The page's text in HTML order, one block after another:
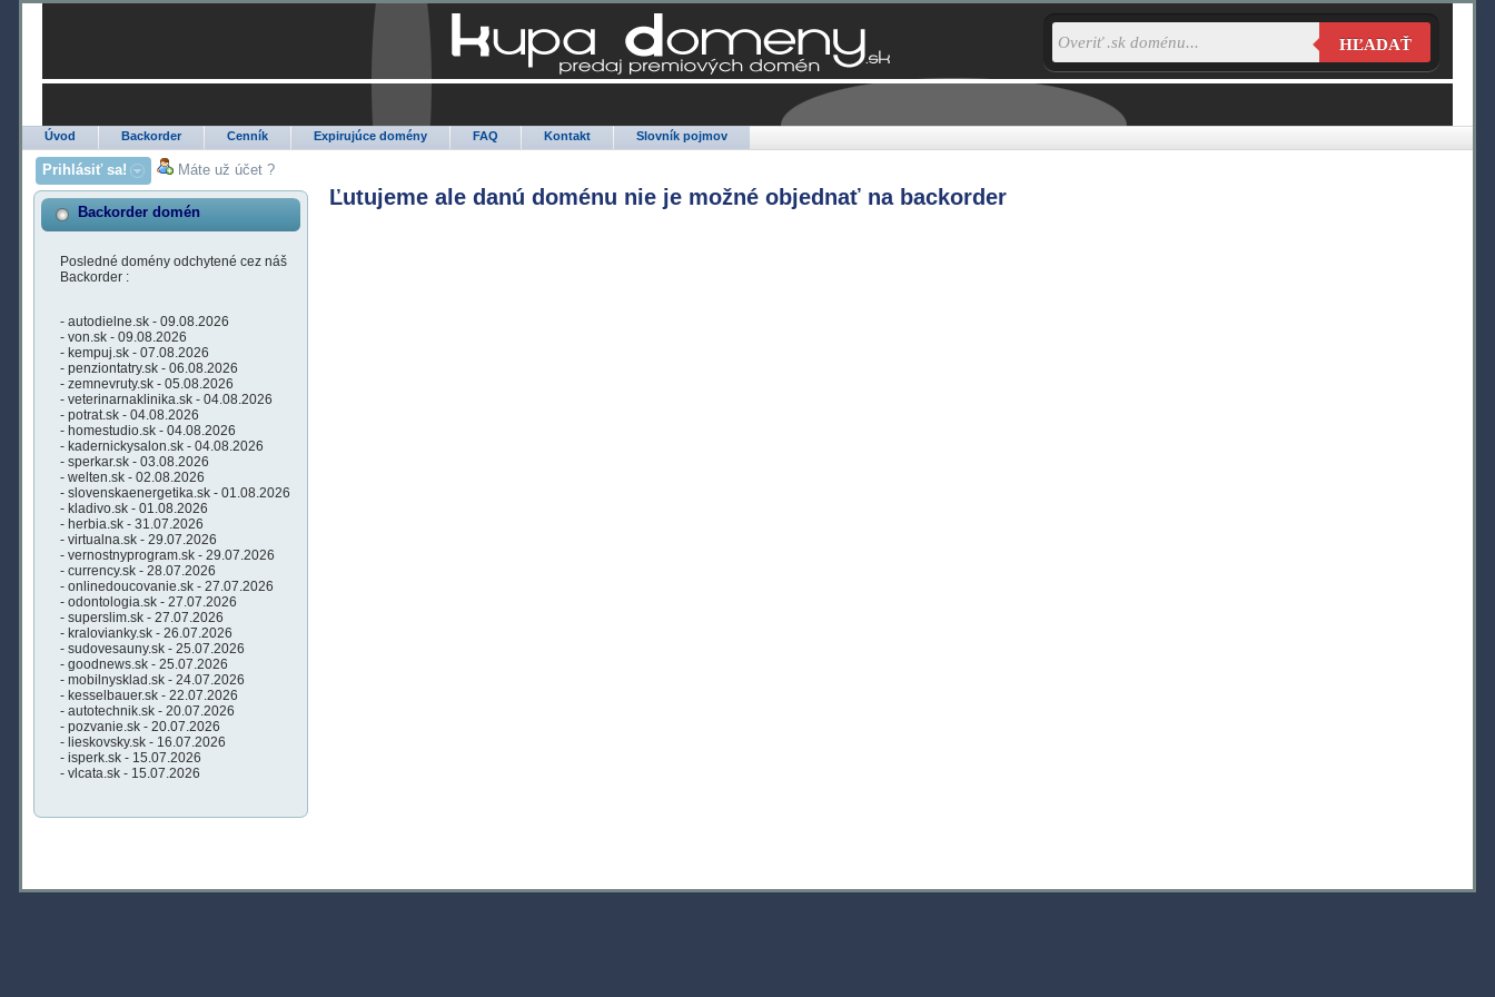
Úvod Backorder Cenník Expirujúce domény FAQ Kontakt Slovník pojmov
HĽADAŤ
Prihlásiť sa! Máte už účet ?
Backorder domén
Posledné domény odchytené cez náš
Backorder :
- autodielne.sk - 09.08.2026
- von.sk - 09.08.2026
- kempuj.sk - 07.08.2026
- penziontatry.sk - 06.08.2026
- zemnevruty.sk - 05.08.2026
- veterinarnaklinika.sk - 04.08.2026
- potrat.sk - 04.08.2026
- homestudio.sk - 04.08.2026
- kadernickysalon.sk - 04.08.2026
- sperkar.sk - 03.08.2026
- welten.sk - 02.08.2026
- slovenskaenergetika.sk - 01.08.2026
- kladivo.sk - 01.08.2026
- herbia.sk - 31.07.2026
- virtualna.sk - 29.07.2026
- vernostnyprogram.sk - 29.07.2026
- currency.sk - 28.07.2026
- onlinedoucovanie.sk - 27.07.2026
- odontologia.sk - 27.07.2026
- superslim.sk - 27.07.2026
- kralovianky.sk - 26.07.2026
- sudovesauny.sk - 25.07.2026
- goodnews.sk - 25.07.2026
- mobilnysklad.sk - 24.07.2026
- kesselbauer.sk - 22.07.2026
- autotechnik.sk - 20.07.2026
- pozvanie.sk - 20.07.2026
- lieskovsky.sk - 16.07.2026
- isperk.sk - 15.07.2026
- vlcata.sk - 15.07.2026
Ľutujeme ale danú doménu nie je možné objednať na backorder